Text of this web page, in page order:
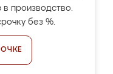
в производство.
без %.